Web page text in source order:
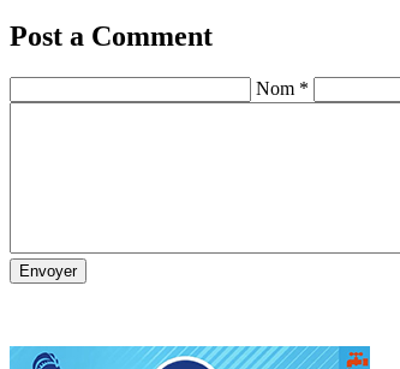
Post a Comment
Nom *